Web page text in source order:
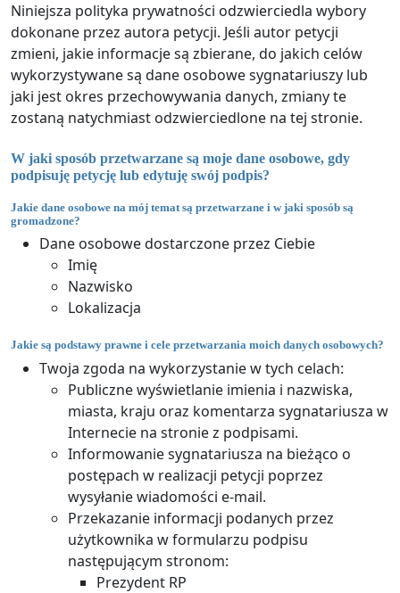
Niniejsza polityka prywatności odzwierciedla wybory
dokonane przez autora petycji. Jeśli autor petycji
zmieni, jakie informacje są zbierane, do jakich celów
wykorzystywane są dane osobowe sygnatariuszy lub
jaki jest okres przechowywania danych, zmiany te
zostaną natychmiast odzwierciedlone na tej stronie.
W jaki sposób przetwarzane są moje dane osobowe, gdy
podpisuję petycję lub edytuję swój podpis?
Jakie dane osobowe na mój temat są przetwarzane i w jaki sposób są
gromadzone?
Dane osobowe dostarczone przez Ciebie
Imię
Nazwisko
Lokalizacja
Jakie są podstawy prawne i cele przetwarzania moich danych osobowych?
Twoja zgoda na wykorzystanie w tych celach:
Publiczne wyświetlanie imienia i nazwiska,
miasta, kraju oraz komentarza sygnatariusza w
Internecie na stronie z podpisami.
Informowanie sygnatariusza na bieżąco o
postępach w realizacji petycji poprzez
wysyłanie wiadomości e-mail.
Przekazanie informacji podanych przez
użytkownika w formularzu podpisu
następującym stronom:
Prezydent RP